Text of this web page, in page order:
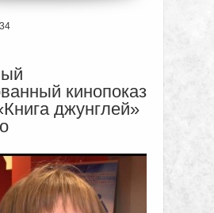
кинопоказ
джунглей»